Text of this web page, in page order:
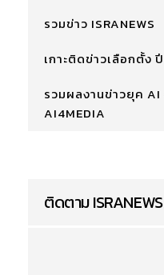
รวมข่าว ISRANEWS
เกาะติดข่าวเลือกตั้ง
รวมผลงานข่าวยุค
AI4MEDIA
ติดตาม ISRANEWS